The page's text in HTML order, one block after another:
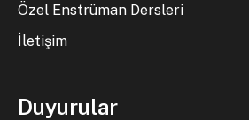
Özel Enstrüman Dersleri
İletişim
Duyurular